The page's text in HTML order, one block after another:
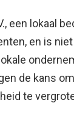
een lokaal
en is
de kans
te